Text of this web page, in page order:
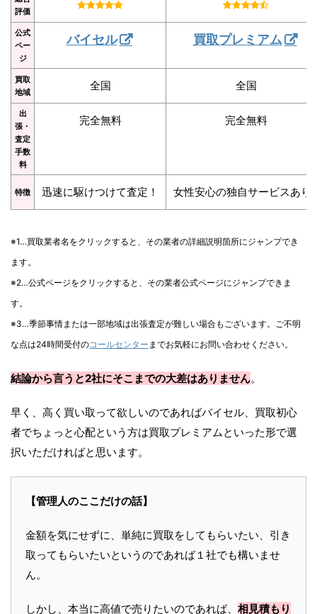
評価
公式
ペー
ジ
バイセル 買取プレミアム
買取
地域
全国 全国
出
張・
査定
手数
料
完全無料 完全無料
特徴 迅速に駆けつけて査定！ 女性安心の独自サービスあり
※1…買取業者名をクリックすると、その業者の詳細説明箇所にジャンプでき
ます。
※2…公式ページをクリックすると、その業者公式ページにジャンプできま
す。
※3…季節事情または一部地域は出張査定が難しい場合もございます。ご不明
な点は24時間受付のコールセンター までお気軽にお問い合わせください。
結論から言うと2社にそこまでの大差はありません。
早く、高く買い取って欲しいのであればバイセル、買取初心
者でちょっと心配という方は買取プレミアムといった形で選
択いただければと思います。
【管理人のここだけの話】
金額を気にせずに、単純に買取をしてもらいたい、引き
取ってもらいたいというのであれば１社でも構いませ
ん。
しかし、本当に高値で売りたいのであれば、 相見積もり